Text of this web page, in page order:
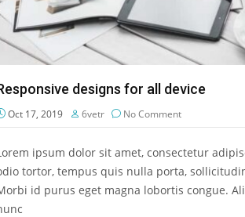
designs for all device
Oct 17, 2019 6vetr No Comment
ipsum dolor sit amet, consectetur
tortor, tempus quis nulla porta,
id purus eget magna lobortis congue.